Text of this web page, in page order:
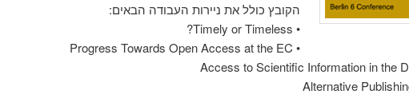
הקובץ כולל את ניירות העבודה הבאים:
• Timely or Timeless?
• Progress Towards Open Access at the EC